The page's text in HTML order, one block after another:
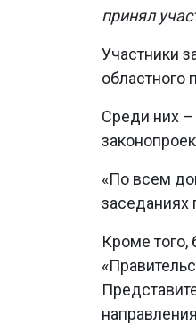
принял
Участники
областного
Среди них –
«По всем
заседаниях
Кроме того,